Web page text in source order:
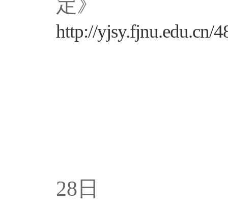
http://yjsy.fjnu.edu.cn/
28 日